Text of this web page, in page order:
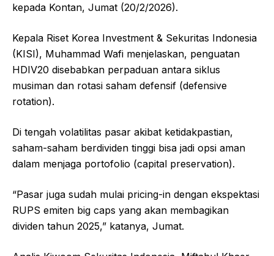
kepada Kontan, Jumat (20/2/2026).
Kepala Riset Korea Investment & Sekuritas Indonesia
(KISI), Muhammad Wafi menjelaskan, penguatan
HDIV20 disebabkan perpaduan antara siklus
musiman dan rotasi saham defensif (defensive
rotation).
Di tengah volatilitas pasar akibat ketidakpastian,
saham-saham berdividen tinggi bisa jadi opsi aman
dalam menjaga portofolio (capital preservation).
“Pasar juga sudah mulai pricing-in dengan ekspektasi
RUPS emiten big caps yang akan membagikan
dividen tahun 2025,” katanya, Jumat.